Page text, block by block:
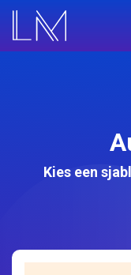
Kies een